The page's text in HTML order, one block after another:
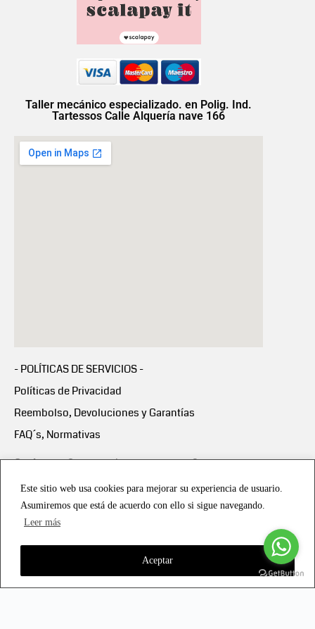
Este sitio web usa cookies para mejorar su experiencia de usuario.
Asumiremos que está de acuerdo con ello si sigue navegando.
Leer más
Aceptar
Taller mecánico especializado. en Polig. Ind.
Tartessos Calle Alquería nave 166
- POLÍTICAS DE SERVICIOS -
Políticas de Privacidad
Reembolso, Devoluciones y Garantías
FAQ´s, Normativas
Scalapay:Compra ahora y paga en 3 cuotas
Scalapay Política Privacidad
Copyright © 2021 all rights reserved - Vialmotor